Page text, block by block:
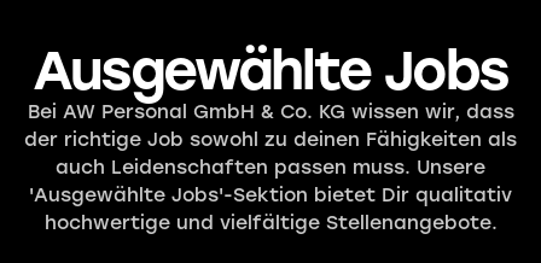
Ausgewählte Jobs
Bei AW Personal GmbH & Co. KG wissen wir, dass
der richtige Job sowohl zu deinen Fähigkeiten als
auch Leidenschaften passen muss. Unsere
'Ausgewählte Jobs'-Sektion bietet Dir qualitativ
hochwertige und vielfältige Stellenangebote.